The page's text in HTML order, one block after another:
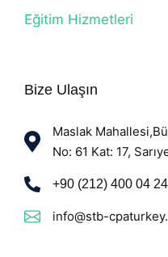
Eğitim Hizmetleri
Bize Ulaşın
Maslak
No: 61 Kat: 17,
+90 (212) 400 04 24
info@stb-